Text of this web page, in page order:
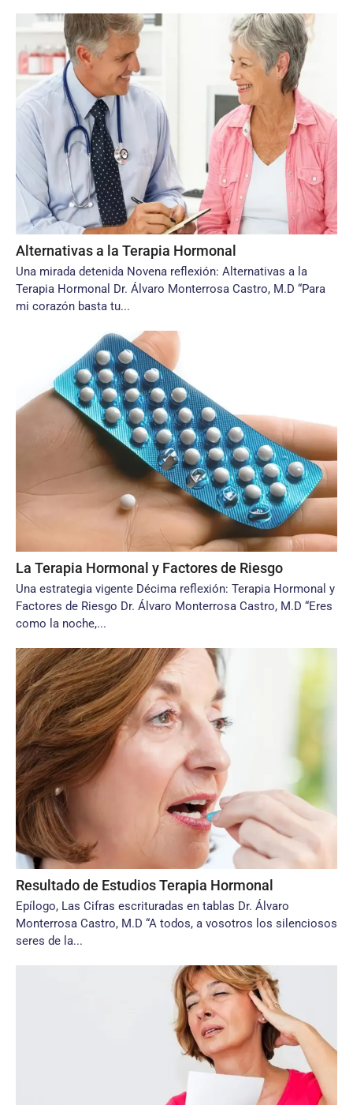
Alternativas a la Terapia Hormonal
Una mirada detenida Novena reflexión: Alternativas a la
Terapia Hormonal Dr. Álvaro Monterrosa Castro, M.D “Para
mi corazón basta tu...
La Terapia Hormonal y Factores de Riesgo
Una estrategia vigente Décima reflexión: Terapia Hormonal y
Factores de Riesgo Dr. Álvaro Monterrosa Castro, M.D “Eres
como la noche,...
Resultado de Estudios Terapia Hormonal
Epílogo, Las Cifras escrituradas en tablas Dr. Álvaro
Monterrosa Castro, M.D “A todos, a vosotros los silenciosos
seres de la...